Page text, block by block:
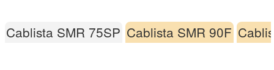
Cablista SMR 75SP Cablista SMR 90F